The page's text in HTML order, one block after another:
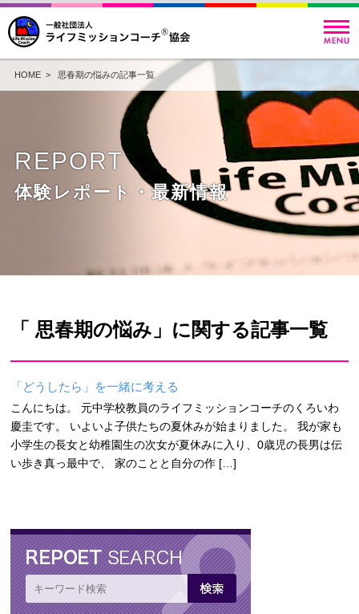
HOME> 思春期の悩みの記事一覧
REPORT
体験レポート・最新情報
「 思春期の悩み」に関する記事一覧
「どうしたら」を一緒に考える
こんにちは。 元中学校教員のライフミッションコーチのくろいわ
慶圭です。 いよいよ子供たちの夏休みが始まりました。 我が家も
小学生の長女と幼稚園生の次女が夏休みに入り、0歳児の長男は伝
い歩き真っ最中で、 家のことと自分の作 […]